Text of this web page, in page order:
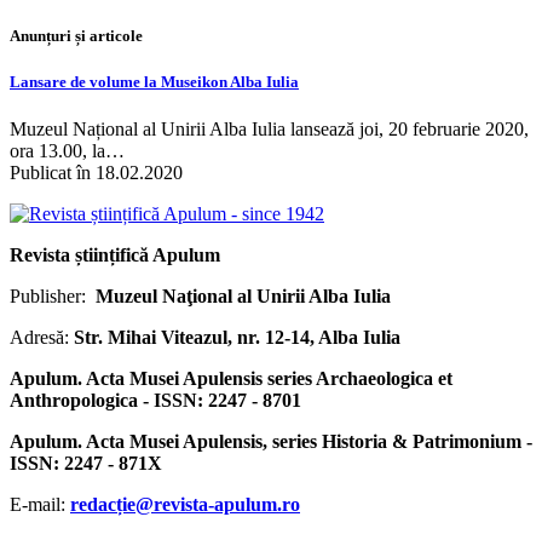
Anunțuri și articole
Lansare de volume la Museikon Alba Iulia
Muzeul Național al Unirii Alba Iulia lansează joi, 20 februarie 2020,
ora 13.00, la…
Publicat în 18.02.2020
Revista științifică Apulum
Publisher: Muzeul Naţional al Unirii Alba Iulia
Adresă: Str. Mihai Viteazul, nr. 12-14, Alba Iulia
Apulum. Acta Musei Apulensis series Archaeologica et
Anthropologica - ISSN: 2247 - 8701
Apulum. Acta Musei Apulensis, series Historia & Patrimonium -
ISSN: 2247 - 871X
E-mail: redacție@revista-apulum.ro